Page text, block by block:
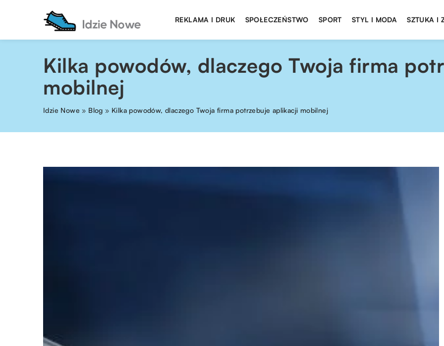
REKLAMA I DRUK SPOŁECZEŃSTWO SPORT STYL I MODA SZTUKA I
Kilka powodów, dlaczego Twoja firma
mobilnej
Idzie Nowe » Blog » Kilka powodów, dlaczego Twoja firma potrzebuje aplikacji mobilnej